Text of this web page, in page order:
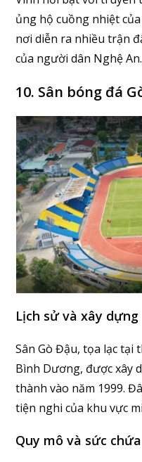
ủng hộ cuồng nhiệt
nơi diễn ra nhiều trận
của người dân Nghệ An.
10. Sân bóng đá
Lịch sử và xây dựng
Sân Gò Đậu, tọa lạc
Bình Dương, được xây
thành vào năm 1999.
tiện nghi của khu vực
Quy mô và sức chứa